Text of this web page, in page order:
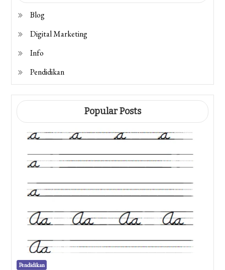
Blog
Digital Marketing
Info
Pendidikan
Popular Posts
Pendidikan